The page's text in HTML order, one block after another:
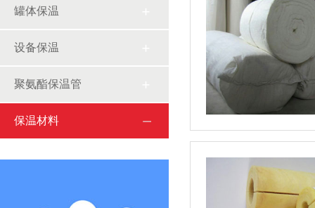
罐体保温
设备保温
聚氨酯保温管
保温材料